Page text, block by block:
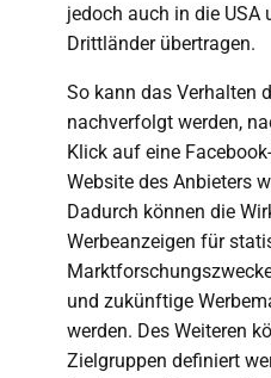
jedoch auch in die USA
Drittländer übertragen.
So kann das Verhalten
nachverfolgt werden,
Klick auf eine
Website des Anbieters
Dadurch können die
Werbeanzeigen für
und zukünftige
werden. Des Weiteren
Zielgruppen definiert